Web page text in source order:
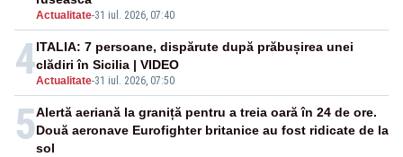
Actualitate-31 iul. 2026, 07:40
4Actualitate-31 iul. 2026, 07:50
ITALIA: 7 persoane, dispărute după prăbușirea unei
clădiri în Sicilia | VIDEO
5Alertă aeriană la graniță pentru a treia oară în 24 de ore.
Două aeronave Eurofighter britanice au fost ridicate de la
sol